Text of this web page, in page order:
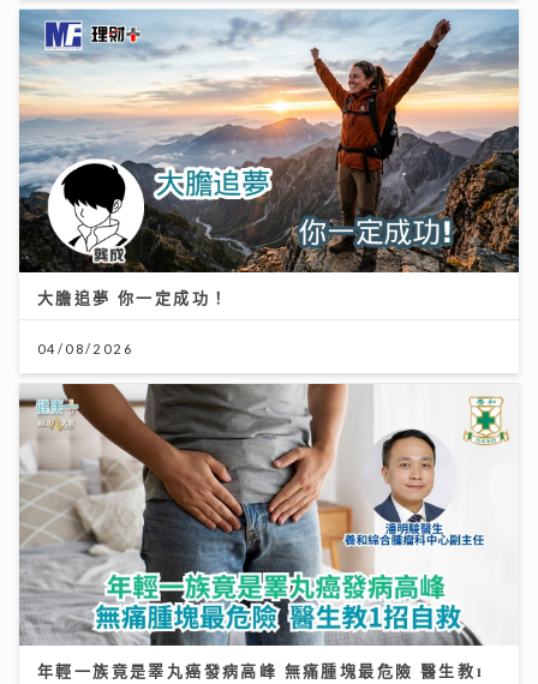
大膽追夢 你一定成功！
04/08/2026
年輕一族竟是睪丸癌發病高峰 無痛腫塊最危險 醫生教1